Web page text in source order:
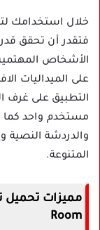
فتقدر أن تحقق قدر
الأشخاص
على الميداليات
التطبيق على غرف
مستخدم واحد كما
والدردشة النصية
المتنوعة.
Room